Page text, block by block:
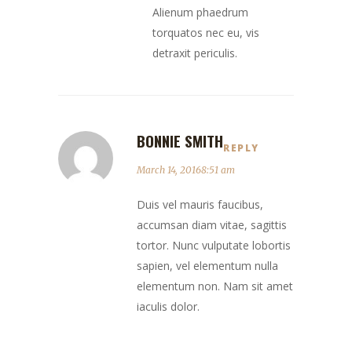
Alienum phaedrum
torquatos nec eu, vis
detraxit periculis.
BONNIE SMITHREPLY
March 14, 20168:51 am
Duis vel mauris faucibus,
accumsan diam vitae, sagittis
tortor. Nunc vulputate lobortis
sapien, vel elementum nulla
elementum non. Nam sit amet
iaculis dolor.